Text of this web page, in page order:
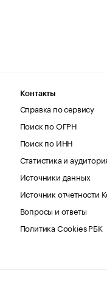
Контакты
Справка по сервису
Поиск по ОГРН
Поиск по ИНН
Статистика и
Источники данных
Источник отчетности
Вопросы и ответы
Политика Cookies РБК